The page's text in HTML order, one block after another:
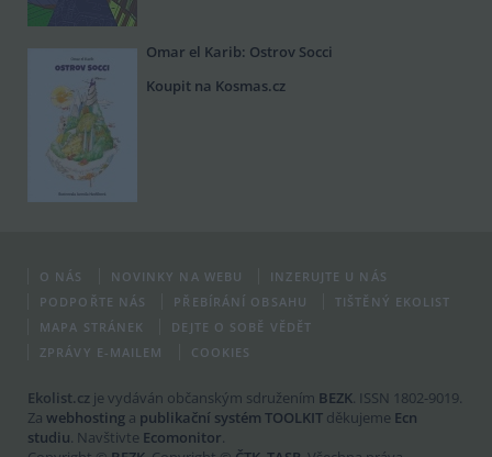
Omar el Karib: Ostrov Socci
Koupit na Kosmas.cz
O NÁS NOVINKY NA WEBU
INZERUJTE U NÁS
PODPOŘTE NÁS
PŘEBÍRÁNÍ OBSAHU
TIŠTĚNÝ EKOLIST
MAPA STRÁNEK
DEJTE O SOBĚ VĚDĚT
ZPRÁVY E-MAILEM
COOKIES
Ekolist.cz je vydáván občanským sdružením BEZK. ISSN 1802-9019.
Za webhosting a publikační systém TOOLKIT děkujeme Ecn
studiu. Navštivte Ecomonitor.